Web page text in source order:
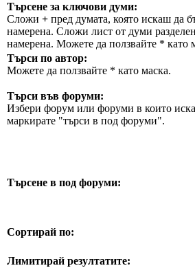
Търсене за ключови думи:
Сложи + пред думата, която искаш да
намерена. Сложи лист от думи
намерена. Можете да ползвайте * като
Търси по автор:
Можете да ползвайте * като маска.
Търси във форуми:
Избери форум или форуми в които
маркирате "търси в под форуми".
Търсене в под форуми:
Сортирай по:
Лимитирай резултатите: